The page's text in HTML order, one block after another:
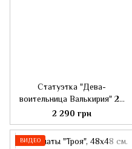
Статуэтка "Дева-
воительница Валькирия" 23
см.
2 290 грн
ВИДЕО